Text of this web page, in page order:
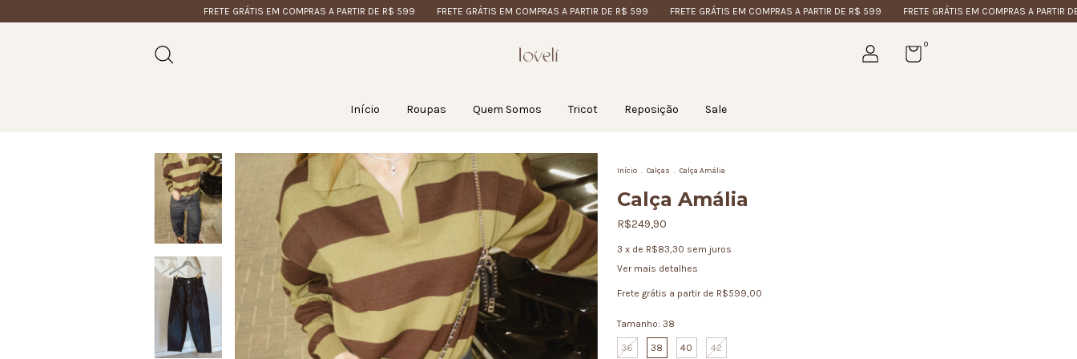
FRETE GRÁTIS EM COMPRAS A PARTIR DE R$ 599 FRETE GRÁTIS EM COMPRAS A PARTIR DE R$ 599 FRETE GRÁTIS EM COMPRAS A PARTIR DE R$ 599 FRETE GRÁTIS EM COMPRAS A PARTIR DE R$ 599
0
Início Roupas Quem Somos Tricot Reposição Sale
Início . Calças . Calça Amália
Calça Amália
R$249,90
3 x de R$83,30 sem juros
Ver mais detalhes
Frete grátis a partir de R$599,00
Tamanho: 38
36 38 40 42